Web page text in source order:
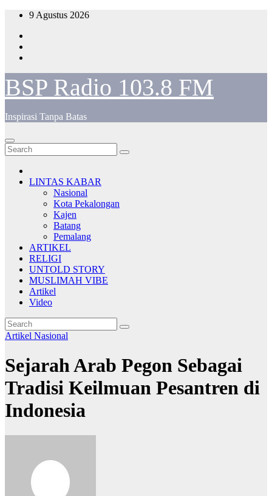
Skip
content
9 Agustus 2026
BSP Radio 103.8 FM
Inspirasi Tanpa Batas
LINTAS KABAR
Nasional
Kota Pekalongan
Kajen
Batang
Pemalang
ARTIKEL
RELIGI
UNTOLD STORY
MUSLIMAH VIBE
Artikel
Video
Artikel Nasional
Sejarah Arab Pegon Sebagai
Tradisi Keilmuan Pesantren di
Indonesia